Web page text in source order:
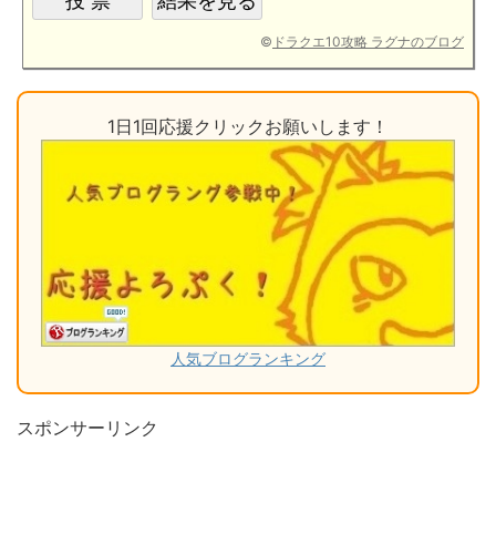
© ドラクエ10攻略 ラグナのブログ
1日1回応援クリックお願いします！
人気ブログランキング
スポンサーリンク